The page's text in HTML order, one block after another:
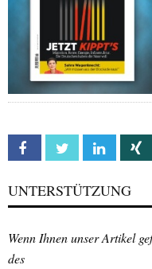
Facebook Twitter Linkedin
UNTERSTÜTZUNG
Wenn Ihnen unser Artikel
des